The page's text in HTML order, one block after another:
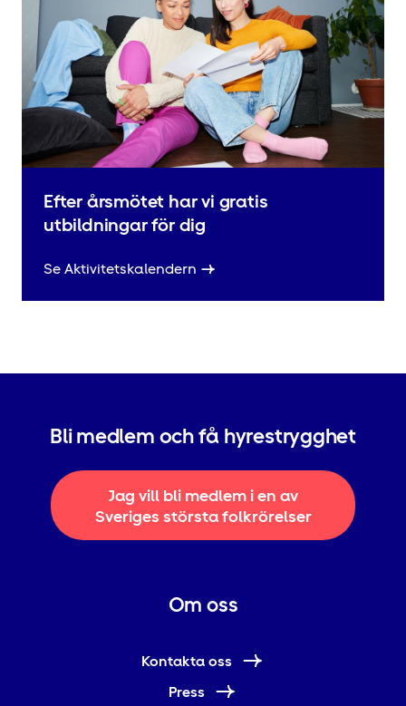
Efter årsmötet har vi gratis
utbildningar för dig
Se Aktivitetskalendern
Bli medlem och få hyrestrygghet
Jag vill bli medlem i en av
Sveriges största folkrörelser
Om oss
Kontakta oss
Press